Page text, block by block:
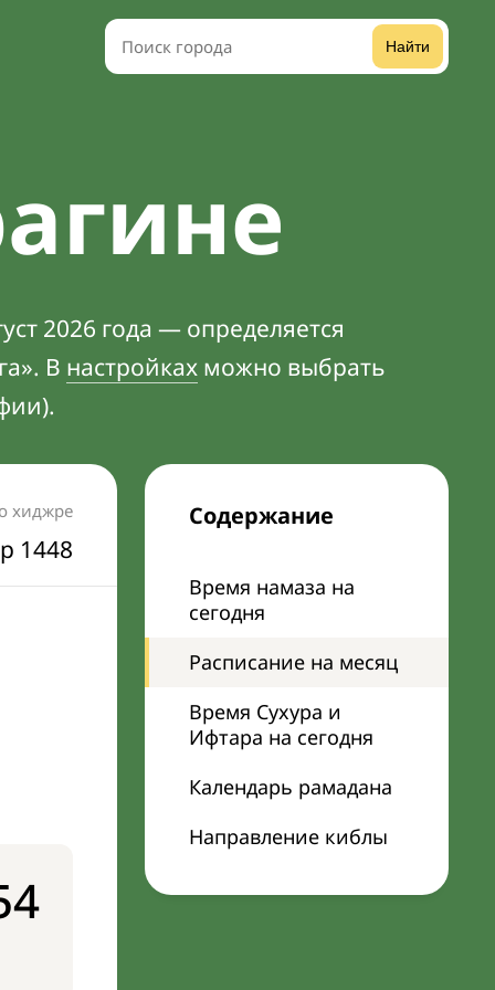
Найти
2026 года — определяется
В настройках можно выбрать
Содержание
Время намаза на
сегодня
Расписание на месяц
Время Сухура и
Ифтара на сегодня
Календарь рамадана
Направление киблы
хиджре
1448